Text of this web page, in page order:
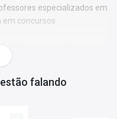
especializados em
concursos.
fácil assimilação do
no tempo de
falando